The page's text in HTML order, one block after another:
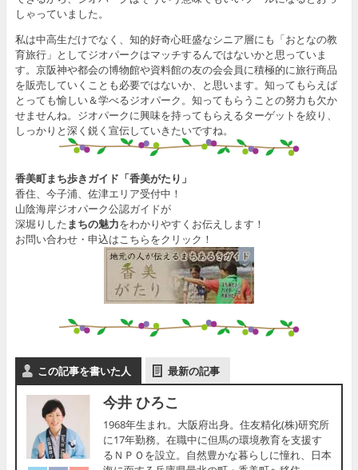
しゃっていました。
私は中高生だけでなく、知的好奇心旺盛なシニア層にも「おとなの教
育旅行」としてジオパークはマッチするんではないかと思っていま
す。京阪神や都会の博物館や資料館の友の会会員に積極的に旅行商品
を販売していくことも必要ではないか、と思います。知ってもらえば
とっても愉しい＆学べるジオパーク。知ってもらうことの努力も欠か
せませんね。ジオパークに興味を持ってもらえるターゲットを絞り、
しっかりと深く鋭く宣伝していきたいですね。
香美町まち歩きガイド「香美がたり」
香住、今子浦、佐津エリア受付中！
山陰海岸ジオパーク公認ガイドが
深堀りしたまちの魅力をわかりやすくお伝えします！
お問い合わせ・申込はこちらをクリック！
この記事を書いた人 最新の記事
今井 ひろこ
1968年生まれ。大阪府出身。住友精化(株)研究所
に17年勤務。在職中に但馬の環境教育を支援す
るＮＰＯを設立。自然豊かな暮らしに憧れ、日本